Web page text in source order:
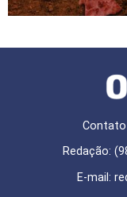
Contato
Redação:
E-mail: